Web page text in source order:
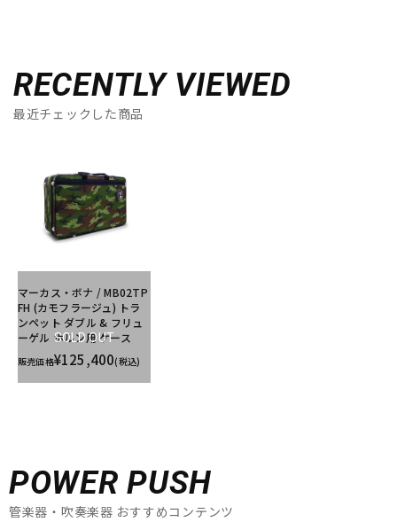
RECENTLY VIEWED
最近チェックした商品
SOLD OUT
マーカス・ボナ / MB02TP
FH (カモフラージュ) トラ
ンペット ダブル & フリュ
ーゲル ホルン用 ケース
販売価格¥125,400(税込)
POWER PUSH
管楽器・吹奏楽器 おすすめコンテンツ